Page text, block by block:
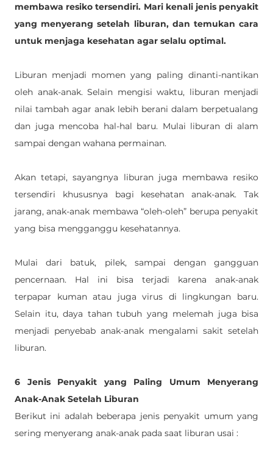
membawa resiko tersendiri. Mari kenali jenis penyakit
yang menyerang setelah liburan, dan temukan cara
untuk menjaga kesehatan agar selalu optimal.
Liburan menjadi momen yang paling dinanti-nantikan
oleh anak-anak. Selain mengisi waktu, liburan menjadi
nilai tambah agar anak lebih berani dalam berpetualang
dan juga mencoba hal-hal baru. Mulai liburan di alam
sampai dengan wahana permainan.
Akan tetapi, sayangnya liburan juga membawa resiko
tersendiri khususnya bagi kesehatan anak-anak. Tak
jarang, anak-anak membawa “oleh-oleh” berupa penyakit
yang bisa mengganggu kesehatannya.
Mulai dari batuk, pilek, sampai dengan gangguan
pencernaan. Hal ini bisa terjadi karena anak-anak
terpapar kuman atau juga virus di lingkungan baru.
Selain itu, daya tahan tubuh yang melemah juga bisa
menjadi penyebab anak-anak mengalami sakit setelah
liburan.
6 Jenis Penyakit yang Paling Umum Menyerang
Anak-Anak Setelah Liburan
Berikut ini adalah beberapa jenis penyakit umum yang
sering menyerang anak-anak pada saat liburan usai :